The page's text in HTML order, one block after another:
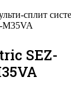
сплит
M35VA
SEZ-